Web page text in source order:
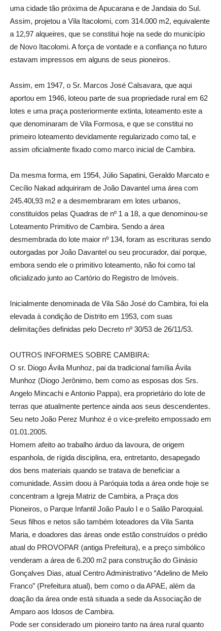
uma cidade tão próxima de Apucarana e de Jandaia do Sul.
Assim, projetou a Vila Itacolomi, com 314.000 m2, equivalente
a 12,97 alqueires, que se constitui hoje na sede do município
de Novo Itacolomi. A força de vontade e a confiança no futuro
estavam impressos em alguns de seus pioneiros.
Assim, em 1947, o Sr. Marcos José Calsavara, que aqui
aportou em 1946, loteou parte de sua propriedade rural em 62
lotes e uma praça posteriormente extinta, loteamento este a
que denominaram de Vila Formosa, e que se constitui no
primeiro loteamento devidamente regularizado como tal, e
assim oficialmente fixado como marco inicial de Cambira.
Da mesma forma, em 1954, Júlio Sapatini, Geraldo Marcato e
Cecílio Nakad adquiriram de João Davantel uma área com
245.40l,93 m2 e a desmembraram em lotes urbanos,
constituídos pelas Quadras de nº 1 a 18, a que denominou-se
Loteamento Primitivo de Cambira. Sendo a área
desmembrada do lote maior nº 134, foram as escrituras sendo
outorgadas por João Davantel ou seu procurador, daí porque,
embora sendo ele o primitivo loteamento, não foi como tal
oficializado junto ao Cartório do Registro de Imóveis.
Inicialmente denominada de Vila São José do Cambira, foi ela
elevada à condição de Distrito em 1953, com suas
delimitações definidas pelo Decreto nº 30/53 de 26/11/53.
OUTROS INFORMES SOBRE CAMBIRA:
O sr. Diogo Ávila Munhoz, pai da tradicional família Ávila
Munhoz (Diogo Jerônimo, bem como as esposas dos Srs.
Angelo Mincachi e Antonio Pappa), era proprietário do lote de
terras que atualmente pertence ainda aos seus descendentes.
Seu neto João Perez Munhoz é o vice-prefeito empossado em
01.01.2005.
Homem afeito ao trabalho árduo da lavoura, de origem
espanhola, de rígida disciplina, era, entretanto, desapegado
dos bens materiais quando se tratava de beneficiar a
comunidade. Assim doou à Paróquia toda a área onde hoje se
concentram a Igreja Matriz de Cambira, a Praça dos
Pioneiros, o Parque Infantil João Paulo I e o Salão Paroquial.
Seus filhos e netos são também loteadores da Vila Santa
Maria, e doadores das áreas onde estão construídos o prédio
atual do PROVOPAR (antiga Prefeitura), e a preço simbólico
venderam a área de 6.200 m2 para construção do Ginásio
Gonçalves Dias, atual Centro Administrativo “Adelino de Melo
Franco” (Prefeitura atual), bem como o da APAE, além da
doação da área onde está situada a sede da Associação de
Amparo aos Idosos de Cambira.
Pode ser considerado um pioneiro tanto na área rural quanto